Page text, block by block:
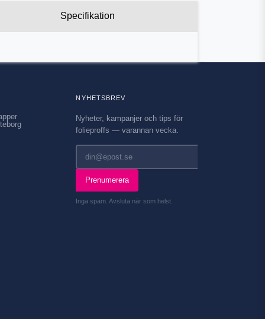
Specifikation
NYHETSBREV
Nyheter, kampanjer och tips för
folieproffs — varannan vecka.
Prenumerera
Inga spam. Avsluta när som helst.